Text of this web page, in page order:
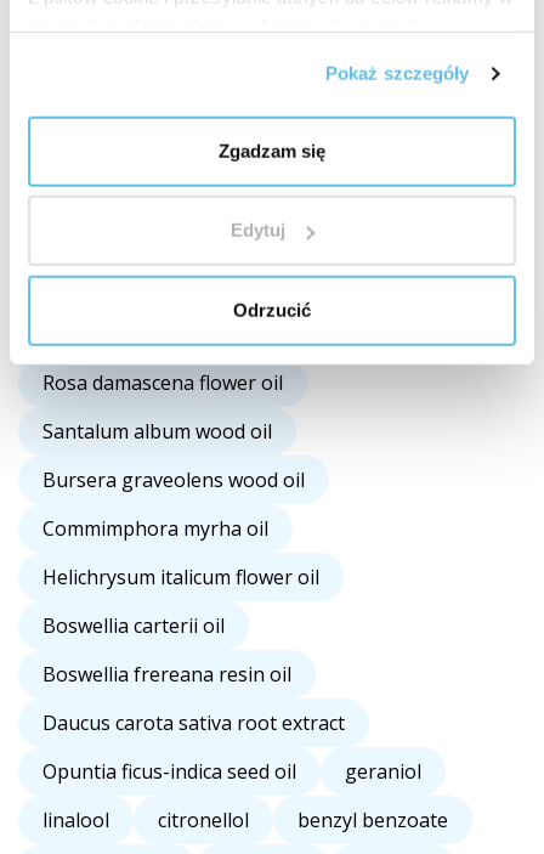
Pokaż szczegóły
Zgadzam się
Edytuj
Odrzucić
Tilia cordata bud extract
Cratageus laevigata leaf/flower extract
Foeniculum vulgare oil
Chamomilla recutita flower oil
Rosa damascena flower oil
Santalum album wood oil
Bursera graveolens wood oil
Commimphora myrha oil
Helichrysum italicum flower oil
Boswellia carterii oil
Boswellia frereana resin oil
Daucus carota sativa root extract
Opuntia ficus-indica seed oil
geraniol
linalool
citronellol
benzyl benzoate